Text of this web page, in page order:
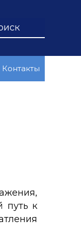
Контакты
путь к